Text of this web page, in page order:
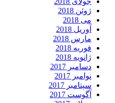
ژوئن 2018
می 2018
آوریل 2018
مارس 2018
فوریه 2018
ژانویه 2018
دسامبر 2017
نوامبر 2017
سپتامبر 2017
آگوست 2017